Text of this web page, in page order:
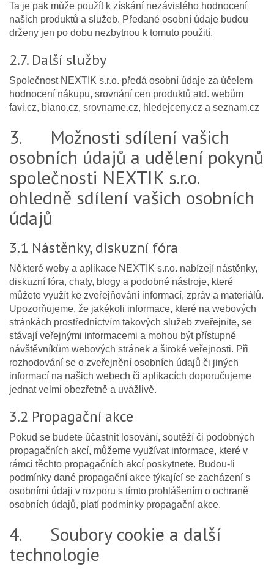
Ta je pak může použít k získání nezávislého hodnocení
našich produktů a služeb. Předané osobní údaje budou
drženy jen po dobu nezbytnou k tomuto použití.
2.7. Další služby
Společnost NEXTIK s.r.o. předá osobní údaje za účelem
hodnocení nákupu, srovnání cen produktů atd. webům
favi.cz, biano.cz, srovname.cz, hledejceny.cz a seznam.cz
3. Možnosti sdílení vašich
osobních údajů a udělení pokynů
společnosti NEXTIK s.r.o.
ohledně sdílení vašich osobních
údajů
3.1 Nástěnky, diskuzní fóra
Některé weby a aplikace NEXTIK s.r.o. nabízejí nástěnky,
diskuzní fóra, chaty, blogy a podobné nástroje, které
můžete využít ke zveřejňování informací, zpráv a materiálů.
Upozorňujeme, že jakékoli informace, které na webových
stránkách prostřednictvím takových služeb zveřejníte, se
stávají veřejnými informacemi a mohou být přístupné
návštěvníkům webových stránek a široké veřejnosti. Při
rozhodování se o zveřejnění osobních údajů či jiných
informací na našich webech či aplikacích doporučujeme
jednat velmi obezřetně a uvážlivě.
3.2 Propagační akce
Pokud se budete účastnit losování, soutěží či podobných
propagačních akcí, můžeme využívat informace, které v
rámci těchto propagačních akcí poskytnete. Budou-li
podmínky dané propagační akce týkající se zacházení s
osobními údaji v rozporu s tímto prohlášením o ochraně
osobních údajů, platí podmínky propagační akce.
4. Soubory cookie a další
technologie